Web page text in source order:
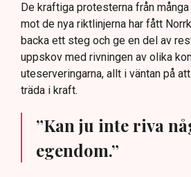
De kraftiga protesterna från
mot de nya riktlinjerna har fått
backa ett steg och ge en del av
uppskov med rivningen av olika
uteserveringarna, allt i väntan på
träda i kraft.
”Kan ju inte riva
egendom.”